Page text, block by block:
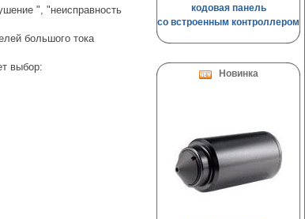
", "неисправность
большого тока
выбор:
кодовая панель
со встроенным контроллером
Новинка